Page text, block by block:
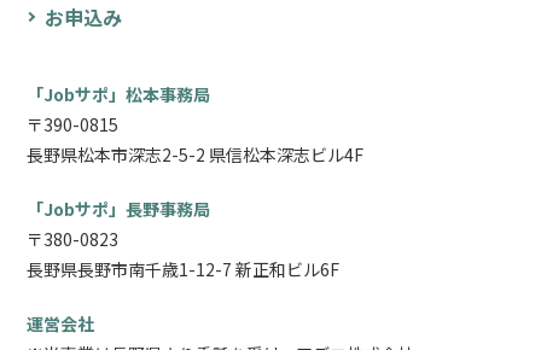
お申込み
「Jobサポ」松本事務局
〒390-0815
長野県松本市深志2-5-2 県信松本深志ビル4F
「Jobサポ」長野事務局
〒380-0823
長野県長野市南千歳1-12-7 新正和ビル6F
運営会社